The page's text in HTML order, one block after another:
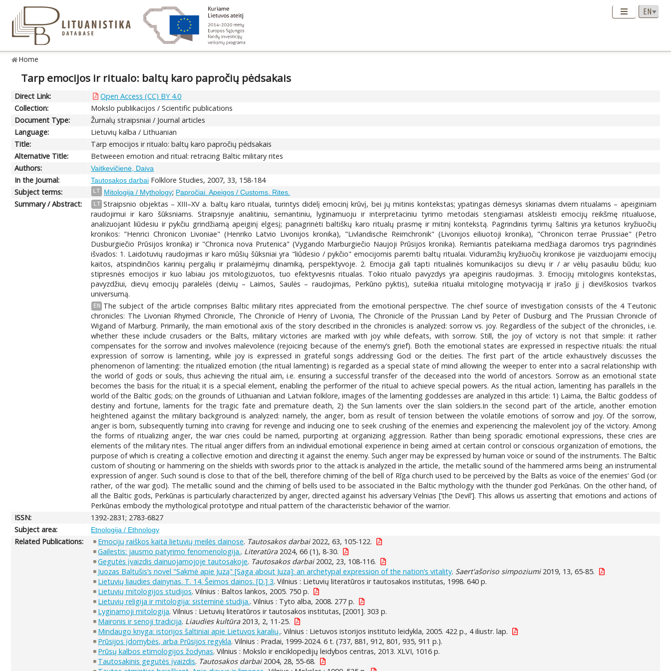
Home
Tarp emocijos ir ritualo: baltų karo papročių pėdsakais
Direct Link:
Open Access (CC) BY 4.0
Collection:
Mokslo publikacijos / Scientific publications
Document Type:
Žurnalų straipsniai / Journal articles
Language:
Lietuvių kalba / Lithuanian
Title:
Tarp emocijos ir ritualo: baltų karo papročių pėdsakais
Alternative Title:
Betweeen emotion and ritual: retracing Baltic military rites
Authors:
Vaitkevičienė, Daiva
In the Journal: Tautosakos darbai Folklore Studies, 2007, 33, 158-184
Subject terms:
LT Mitologija / Mythology; Papročiai. Apeigos / Customs. Rites.
Summary / Abstract: LT Straipsnio objektas – XIII–XV a. baltų karo ritualai, turintys didelį emocinį krūvį, bei jų mitinis kontekstas; ypatingas dėmesys skiriamas dviem ritualams – apeiginiam
raudojimui ir karo šūksniams. Straipsnyje analitiniu, semantiniu, lyginamuoju ir interpretaciniu tyrimo metodais stengiamasi atskleisti emocijų reikšmę ritualuose,
analizuojant liūdesiu ir pykčiu grindžiamą apeiginį elgesį; panagrinėti baltiškų karo ritualų prasmę ir mitinį kontekstą. Pagrindinis tyrimų šaltinis yra keturios kryžiuočių
kronikos: "Henrici Chronicon Livoniae" (Henriko Latvio Livonijos kronika), "Livlandische Reimchronik" (Livonijos eiliuotoji kronika), "Chronicon terrae Prussiae" (Petro
Dusburgiečio Prūsijos kronika) ir "Chronica nova Prutenica" (Vygando Marburgiečio Naujoji Prūsijos kronika). Remiantis pateikiama medžiaga daromos trys pagrindinės
išvados: 1. Laidotuvių raudojimas ir karo mūšių šūksniai yra "liūdesio / pykčio" emocijomis paremti baltų ritualai. Viduramžių kryžiuočių kronikose jie vaizduojami emocijų
kaitos, atspindinčios karinių pergalių ir pralaimėjimų dinamiką, perspektyvoje. 2. Emocija gali tapti ritualinės komunikacijos su dievų ir / ar vėlių pasauliu būdu; kuo
stipresnės emocijos ir kuo labiau jos mitologizuotos, tuo efektyvesnis ritualas. Tokio ritualo pavyzdys yra apeiginis raudojimas. 3. Emocijų mitologinis kontekstas,
pavyzdžiui, dievų emocijų paralelės (deivių – Laimos, Saulės – raudojimas, Perkūno pyktis), suteikia ritualui mitologinę motyvaciją ir įrašo jį į dieviškosios tvarkos
universumą.
EN
The subject of the article comprises Baltic military rites appreciated from the emotional perspective. The chief source of investigation consists of the 4 Teutonic
chronicles: The Livonian Rhymed Chronicle, The Chronicle of Henry of Livonia, The Chronicle of the Prussian Land by Peter of Dusburg and The Prussian Chronicle of
Wigand of Marburg. Primarily, the main emotional axis of the story described in the chronicles is analyzed: sorrow vs. joy. Regardless of the subject of the chronicles, i.e.
whether these include crusaders or the Balts, military victories are marked with joy while defeats, with sorrow. Still, the joy of victory is not that simple: it rather
compensates for the sorrow and involves malevolence (rejoicing because of the enemy’s grief). Both the emotional states are expressed in respective rituals: the ritual
expression of sorrow is lamenting, while joy is expressed in grateful songs addressing God or the deities. The first part of the article exhaustively discusses the
phenomenon of lamenting: the ritualized emotion (the ritual lamenting) is regarded as a special state of mind allowing the weeper to enter into a sacral relationship with
the world of gods or souls, thus achieving the ritual aim, i.e. ensuring a successful transfer of the deceased into the world of ancestors. Sorrow as an emotional state
becomes the basis for the ritual; it is a special element, enabling the performer of the ritual to achieve special powers. As the ritual action, lamenting has parallels in the
world of the Baltic gods; on the grounds of Lithuanian and Latvian folklore, images of the lamenting goddesses are analyzed in this article: 1) Laima, the Baltic goddess of
destiny and fortune, laments for the tragic fate and premature death, 2) the Sun laments over the slain soldiers.In the second part of the article, another emotion
heightened against the military background is analyzed: namely, the anger, born as result of tension between the volatile emotions of sorrow and joy. Of the sorrow,
anger is born, subsequently turning into craving for revenge and inducing one to seek crushing of the enemies and experiencing the malevolent joy of the victory. Among
the forms of ritualizing anger, the war cries could be named, purporting at organizing aggression. Rather than being sporadic emotional expressions, these cries are
elements of the military rites. The ritual anger differs from an individual emotional experience in being aimed at certain control or conscious organization of emotions, the
purpose of which is creating a collective emotion and directing it against the enemy. Such anger may be expressed by human voice or sound of the instruments. The Baltic
custom of shouting or hammering on the shields with swords prior to the attack is analyzed in the article, the metallic sound of the hammered arms being an instrumental
expression of anger. Such sound is close to that of the bell, therefore chiming of the bell of Rīga church used to be perceived by the Balts as voice of the enemies’ God (or
rather, of the war god). The metallic sound and the chiming of bells used to be associated in the Baltic mythology with the thunder god Perkūnas. On the other hand, of
all the Baltic gods, Perkūnas is particularly characterized by anger, directed against his adversary Velnias [‘the Devil’]. This allows us asserting that emotions and actions of
Perkūnas embody the mythological prototype and ritual pattern of the characteristic behavior of the warrior.
ISSN:
1392-2831; 2783-6827
Subject area:
Etnologija / Ethnology
Related Publications: Emocijų raiškos kaita lietuvių meilės dainose. Tautosakos darbai2022, 63, 105-122.
Gailestis: jausmo patyrimo fenomenologija.. Literatūra2024, 66 (1), 8-30.
Gegutės įvaizdis dainuojamojoje tautosakoje. Tautosakos darbai2002, 23, 108-116.
Juozas Baltušis’s novel "Sakmė apie Juzą" [Saga about Juza]: an archetypal expression of the nation’s vitality. Saert'ašoriso simpoziumi2019, 13, 65-85.
Lietuvių liaudies dainynas. T. 14. Šeimos dainos. [D.] 3. Vilnius : Lietuvių literatūros ir tautosakos institutas, 1998. 640 p.
Lietuvių mitologijos studijos. Vilnius : Baltos lankos, 2005. 750 p.
Lietuvių religija ir mitologija: sisteminė studija.. Vilnius : Tyto alba, 2008. 277 p.
Lyginamoji mitologija. Vilnius : Lietuvių literatūros ir tautosakos institutas, [2001]. 303 p.
Maironis ir senoji tradicija. Liaudies kultūra2013, 2, 11-25.
Mindaugo knyga: istorijos šaltiniai apie Lietuvos karalių.. Vilnius : Lietuvos istorijos instituto leidykla, 2005. 422 p., 4 iliustr. lap.
Prūsijos įdomybės, arba Prūsijos regykla. Vilnius : Pradai, 1999-2024. 6 t. (737, 881, 912, 801, 935, 911 p.).
Prūsų kalbos etimologijos žodynas. Vilnius : Mokslo ir enciklopedijų leidybos centras, 2013. XLVI, 1016 p.
Tautosakinis gegutės įvaizdis. Tautosakos darbai2004, 28, 55-68.